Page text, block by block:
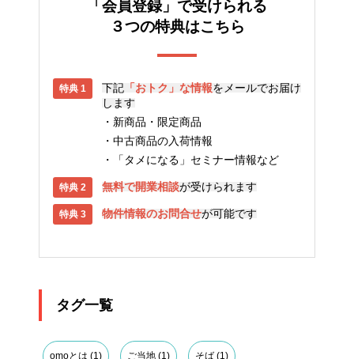
「会員登録」で受けられる
３つの特典はこちら
下記 「おトク」な情報をメールでお届け
します
新商品・限定商品
中古商品の入荷情報
「タメになる」セミナー情報など
無料で開業相談が受けられます
物件情報のお問合せが可能です
タグ一覧
omoとは (1) ご当地 (1) そば (1)